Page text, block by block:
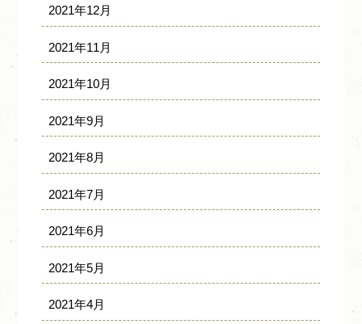
2021年12月
2021年11月
2021年10月
2021年9月
2021年8月
2021年7月
2021年6月
2021年5月
2021年4月